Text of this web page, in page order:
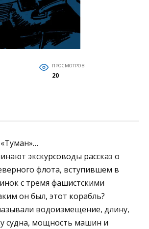
ПРОСМОТРОВ
20
экскурсоводы рассказ о
флота, вступившем в
с тремя фашистскими
он был, этот корабль?
водоизмещение, длину,
судна, мощность машин и